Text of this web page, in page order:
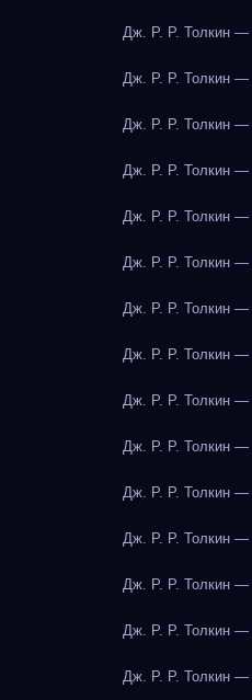
Дж. Р. Р. Толкин —
Дж. Р. Р. Толкин —
Дж. Р. Р. Толкин —
Дж. Р. Р. Толкин —
Дж. Р. Р. Толкин —
Дж. Р. Р. Толкин —
Дж. Р. Р. Толкин —
Дж. Р. Р. Толкин —
Дж. Р. Р. Толкин —
Дж. Р. Р. Толкин —
Дж. Р. Р. Толкин —
Дж. Р. Р. Толкин —
Дж. Р. Р. Толкин —
Дж. Р. Р. Толкин —
Дж. Р. Р. Толкин —